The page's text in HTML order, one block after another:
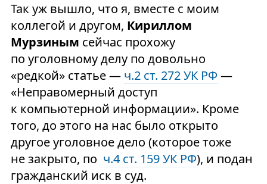
Так уж вышло, что я, вместе с моим
коллегой и другом, Кириллом
Мурзиным сейчас прохожу
по уголовному делу по довольно
«редкой» статье — ч.2 ст. 272 УК РФ —
«Неправомерный доступ
к компьютерной информации». Кроме
того, до этого на нас было открыто
другое уголовное дело (которое тоже
не закрыто, по ч.4 ст. 159 УК РФ), и подан
гражданский иск в суд.